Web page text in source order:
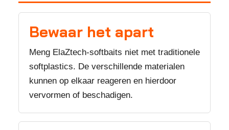
Bewaar het apart
Meng ElaZtech-softbaits niet met traditionele
softplastics. De verschillende materialen
kunnen op elkaar reageren en hierdoor
vervormen of beschadigen.